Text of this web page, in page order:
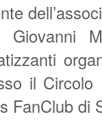
il
FanClub di